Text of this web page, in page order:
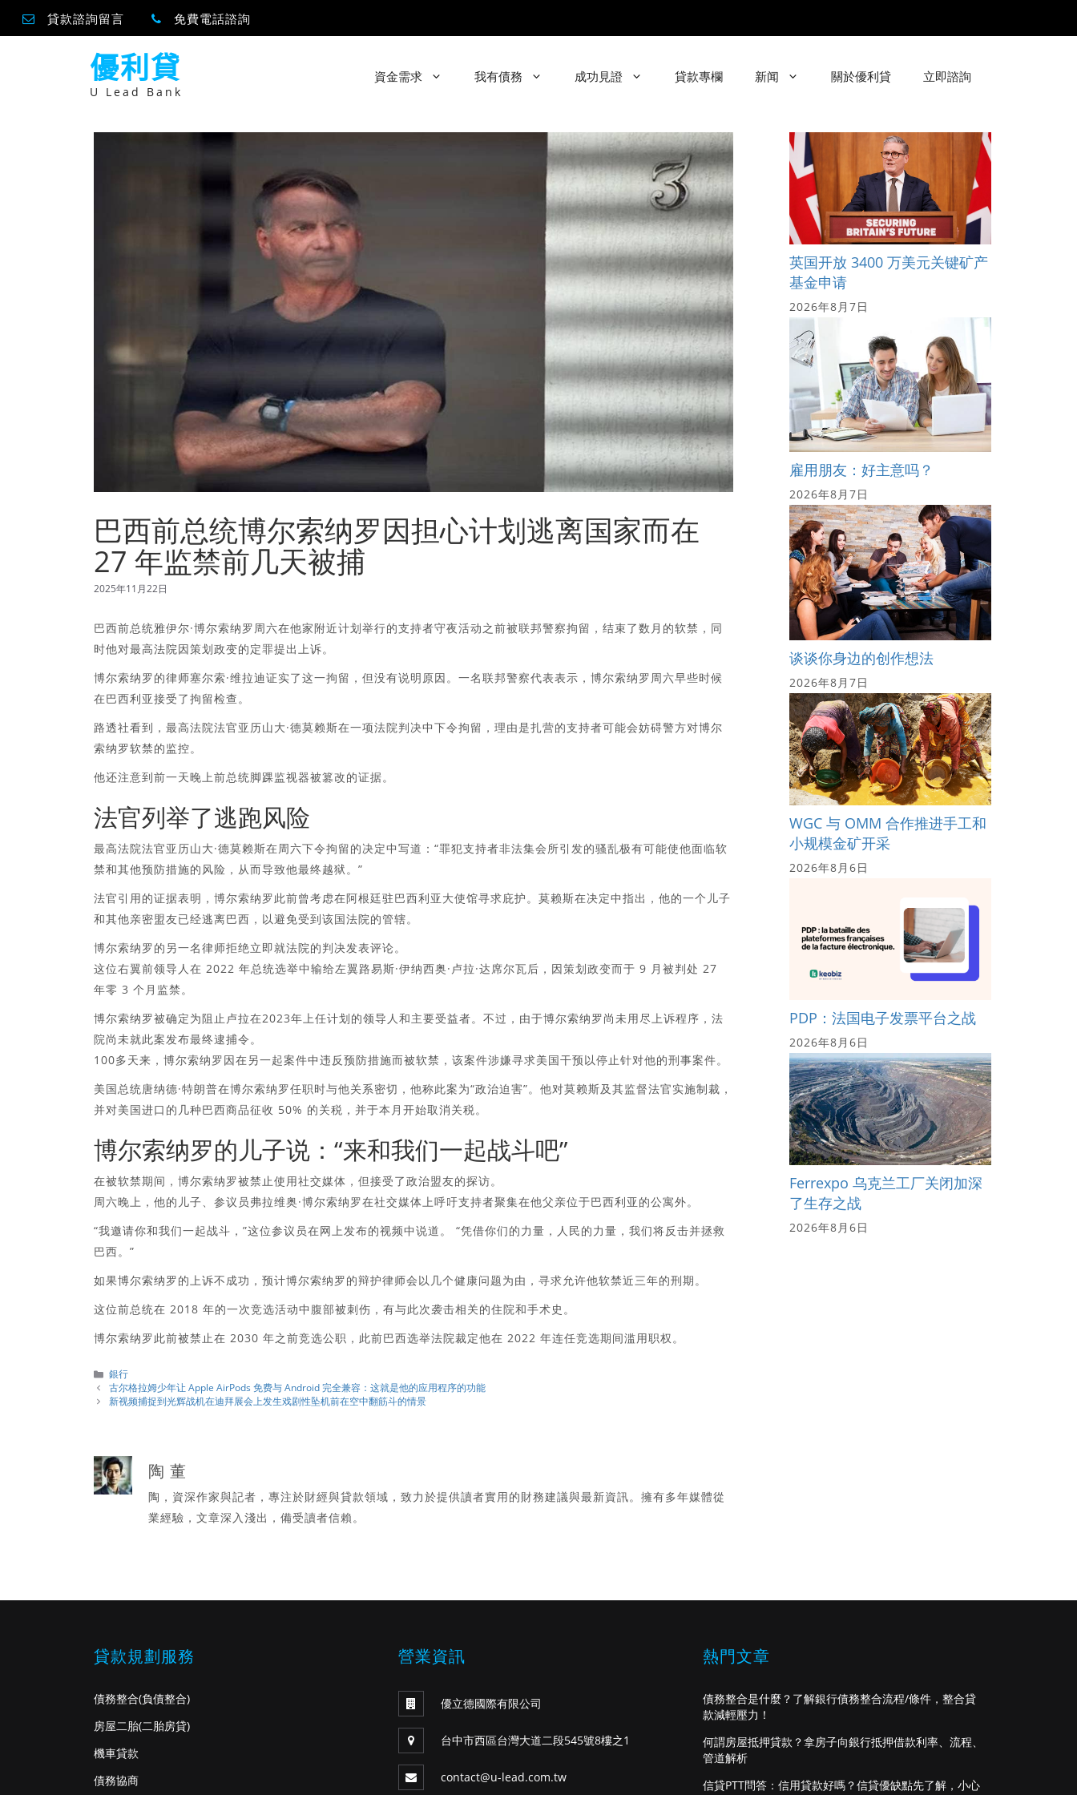
貸款諮詢留言 免費電話諮詢
優利貸
U Lead Bank
資金需求 我有債務 成功見證 貸款專欄 新闻 關於優利貸 立即諮詢
巴西前总统博尔索纳罗因担心计划逃离国家而在
27 年监禁前几天被捕
2025年11月22日
巴西前总统雅伊尔·博尔索纳罗周六在他家附近计划举行的支持者守夜活动之前被联邦警察拘留，结束了数月的软禁，同
时他对最高法院因策划政变的定罪提出上诉。
博尔索纳罗的律师塞尔索·维拉迪证实了这一拘留，但没有说明原因。一名联邦警察代表表示，博尔索纳罗周六早些时候
在巴西利亚接受了拘留检查。
路透社看到，最高法院法官亚历山大·德莫赖斯在一项法院判决中下令拘留，理由是扎营的支持者可能会妨碍警方对博尔
索纳罗软禁的监控。
他还注意到前一天晚上前总统脚踝监视器被篡改的证据。
法官列举了逃跑风险
最高法院法官亚历山大·德莫赖斯在周六下令拘留的决定中写道：“罪犯支持者非法集会所引发的骚乱极有可能使他面临软
禁和其他预防措施的风险，从而导致他最终越狱。”
法官引用的证据表明，博尔索纳罗此前曾考虑在阿根廷驻巴西利亚大使馆寻求庇护。莫赖斯在决定中指出，他的一个儿子
和其他亲密盟友已经逃离巴西，以避免受到该国法院的管辖。
博尔索纳罗的另一名律师拒绝立即就法院的判决发表评论。
这位右翼前领导人在 2022 年总统选举中输给左翼路易斯·伊纳西奥·卢拉·达席尔瓦后，因策划政变而于 9 月被判处 27
年零 3 个月监禁。
博尔索纳罗被确定为阻止卢拉在2023年上任计划的领导人和主要受益者。不过，由于博尔索纳罗尚未用尽上诉程序，法
院尚未就此案发布最终逮捕令。
100多天来，博尔索纳罗因在另一起案件中违反预防措施而被软禁，该案件涉嫌寻求美国干预以停止针对他的刑事案件。
美国总统唐纳德·特朗普在博尔索纳罗任职时与他关系密切，他称此案为“政治迫害”。他对莫赖斯及其监督法官实施制裁，
并对美国进口的几种巴西商品征收 50% 的关税，并于本月开始取消关税。
博尔索纳罗的儿子说：“来和我们一起战斗吧”
在被软禁期间，博尔索纳罗被禁止使用社交媒体，但接受了政治盟友的探访。
周六晚上，他的儿子、参议员弗拉维奥·博尔索纳罗在社交媒体上呼吁支持者聚集在他父亲位于巴西利亚的公寓外。
“我邀请你和我们一起战斗，”这位参议员在网上发布的视频中说道。 “凭借你们的力量，人民的力量，我们将反击并拯救
巴西。”
如果博尔索纳罗的上诉不成功，预计博尔索纳罗的辩护律师会以几个健康问题为由，寻求允许他软禁近三年的刑期。
这位前总统在 2018 年的一次竞选活动中腹部被刺伤，有与此次袭击相关的住院和手术史。
博尔索纳罗此前被禁止在 2030 年之前竞选公职，此前巴西选举法院裁定他在 2022 年连任竞选期间滥用职权。
分
類
銀行
古尔格拉姆少年让 Apple AirPods 免费与 Android 完全兼容：这就是他的应用程序的功能
新视频捕捉到光辉战机在迪拜展会上发生戏剧性坠机前在空中翻筋斗的情景
陶 董
陶，資深作家與記者，專注於財經與貸款領域，致力於提供讀者實用的財務建議與最新資訊。擁有多年媒體從
業經驗，文章深入淺出，備受讀者信賴。
英国开放 3400 万美元关键矿产
基金申请
2026年8月7日
雇用朋友：好主意吗？
2026年8月7日
谈谈你身边的创作想法
2026年8月7日
WGC 与 OMM 合作推进手工和
小规模金矿开采
2026年8月6日
PDP：法国电子发票平台之战
2026年8月6日
Ferrexpo 乌克兰工厂关闭加深
了生存之战
2026年8月6日
貸款規劃服務
債務整合(負債整合)
房屋二胎(二胎房貸)
機車貸款
債務協商
營業資訊
優立德國際有限公司
台中市西區台灣大道二段545號8樓之1
contact@u-lead.com.tw
熱門文章
債務整合是什麼？了解銀行債務整合流程/條件，整合貸
款減輕壓力！
何謂房屋抵押貸款？拿房子向銀行抵押借款利率、流程、
管道解析
信貸PTT問答：信用貸款好嗎？信貸優缺點先了解，小心